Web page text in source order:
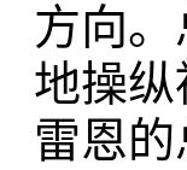
方向
地操
雷恩